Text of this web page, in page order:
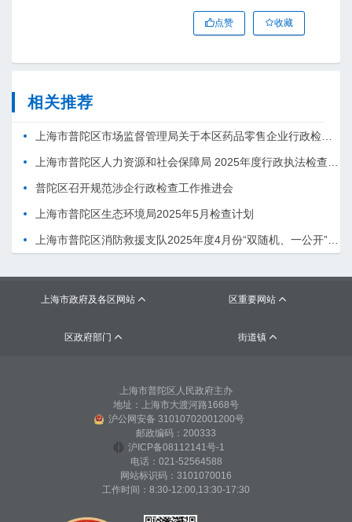
点赞 收藏
相关推荐
普陀区召开规范涉企行政检查工作推进会
上海市普陀区生态环境局2025年5月检查计划
上海市政府及各区网站  区重要网站 
区政府部门  街道镇 
上海市普陀区人民政府主办
地址：上海市大渡河路1668号
沪公网安备 31010702001200号
邮政编码：200333
沪ICP备08112141号-1
电话：021-52564588
网站标识码：3101070016
工作时间：8:30-12:00,13:30-17:30